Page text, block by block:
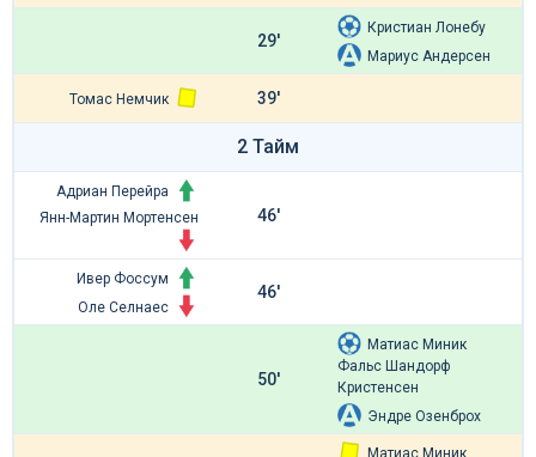
29'
Кристиан Лонебу
Мариус Андерсен
Томас Немчик 39'
2 Тайм
Адриан Перейра
Янн-Мартин Мортенсен
46'
Ивер Фоссум
Оле Селнаес
46'
50'
Матиас Миник
Фальс Шандорф
Кристенсен
Эндре Озенброх
Матиас Миник